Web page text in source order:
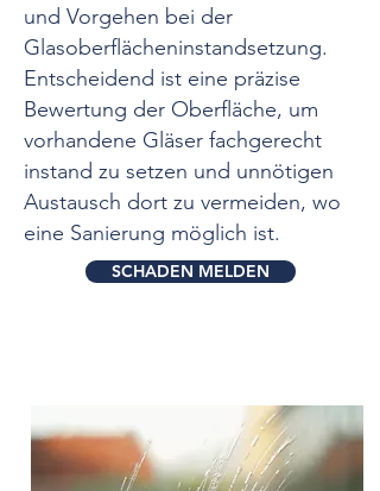
und Vorgehen bei der
Glasoberflächeninstandsetzung.
Entscheidend ist eine präzise
Bewertung der Oberfläche, um
vorhandene Gläser fachgerecht
instand zu setzen und unnötigen
Austausch dort zu vermeiden, wo
eine Sanierung möglich ist.
SCHADEN MELDEN